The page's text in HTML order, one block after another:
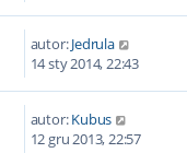
autor:Jedrula
14 sty 2014, 22:43
autor:Kubus
12 gru 2013, 22:57